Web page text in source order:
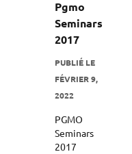
Pgmo
Seminars
2017
PUBLIÉ LE
FÉVRIER 9,
2022
PGMO
Seminars
2017